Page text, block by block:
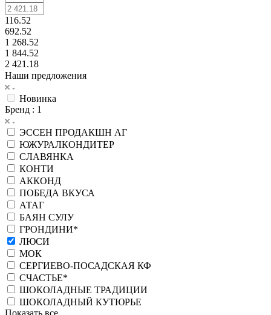
116.52
692.52
1 268.52
1 844.52
2 421.18
Наши предложения
Новинка
Бренд : 1
ЭССЕН ПРОДАКШН АГ
ЮЖУРАЛКОНДИТЕР
СЛАВЯНКА
КОНТИ
АККОНД
ПОБЕДА ВКУСА
АТАГ
БАЯН СУЛУ
ГРОНДИНИ*
ЛЮСИ
МОК
СЕРГИЕВО-ПОСАДСКАЯ КФ
СЧАСТЬЕ*
ШОКОЛАДНЫЕ ТРАДИЦИИ
ШОКОЛАДНЫЙ КУТЮРЬЕ
Показать все